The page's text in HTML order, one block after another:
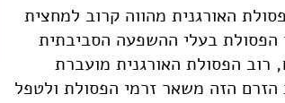
האורגנית מהווה קרוב למחצית
הפסולת בעלי ההשפעה הסביבתית
רוב הפסולת האורגנית מועברת
הזה משאר זרמי הפסולת ולטפל